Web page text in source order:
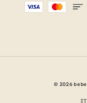
© 2026